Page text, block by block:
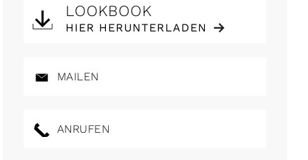
LOOKBOOK
HIER HERUNTERLADEN
MAILEN
ANRUFEN